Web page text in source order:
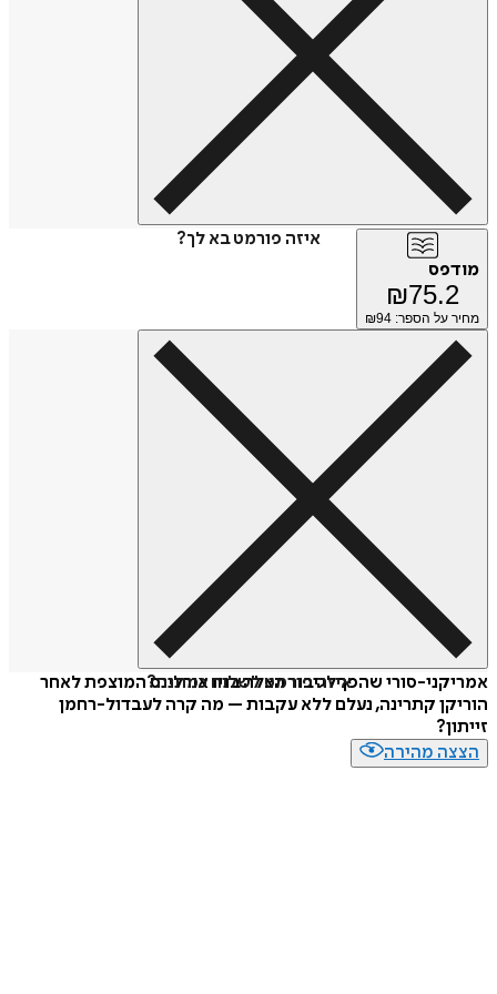
איזה פורמט בא לך?
₪
על הספר: ₪94
איזה פורמט לשלוח כמתנה?
סורי שהפך לגיבור הצלה בניו אורלינס המוצפת לאחר
קתרינה, נעלם ללא עקבות – מה קרה לעבדול-רחמן
מהירה